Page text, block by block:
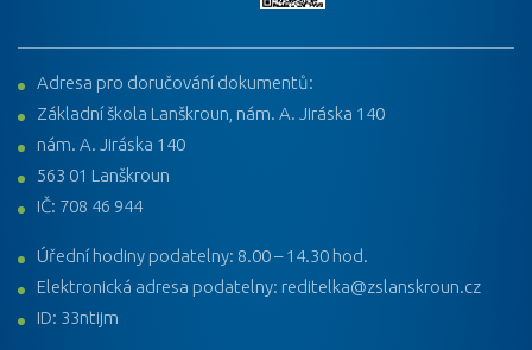
Adresa pro doručování dokumentů:
Základní škola Lanškroun, nám. A. Jiráska 140
nám. A. Jiráska 140
563 01 Lanškroun
IČ: 708 46 944
Úřední hodiny podatelny: 8.00 – 14.30 hod.
Elektronická adresa podatelny: reditelka@zslanskroun.cz
ID: 33ntijm